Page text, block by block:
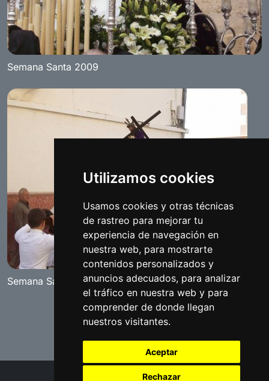
Utilizamos cookies
Usamos cookies y otras técnicas
de rastreo para mejorar tu
experiencia de navegación en
nuestra web, para mostrarte
contenidos personalizados y
anuncios adecuados, para analizar
el tráfico en nuestra web y para
comprender de donde llegan
nuestros visitantes.
Aceptar
Rechazar
Semana Santa 2009
Semana Santa Chica